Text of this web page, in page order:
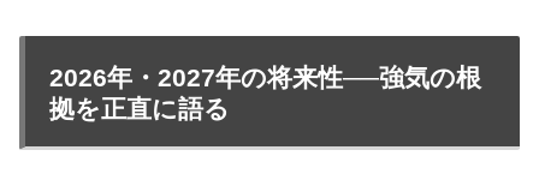
2026年・2027年の将来性──強気の根
拠を正直に語る